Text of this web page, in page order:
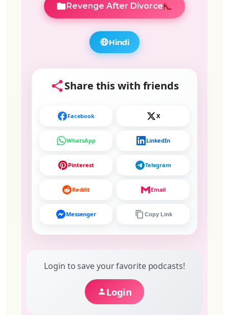
Revenge After Divorce
Hindi
Share this with friends
Facebook X
WhatsApp LinkedIn
Pinterest Telegram
Reddit Email
Messenger Copy Link
Login to save your favorite podcasts!
Login